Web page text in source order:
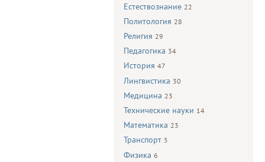
Естествознание 22
Политология 28
Религия 29
Педагогика 34
История 47
Лингвистика 30
Медицина 23
Технические науки 14
Математика 23
Транспорт 5
Физика 6